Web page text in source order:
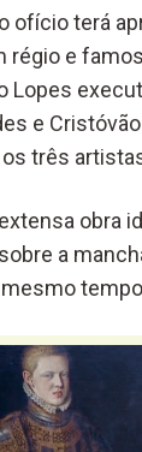
ofício terá
régio e
Lopes
e
três
obra
a